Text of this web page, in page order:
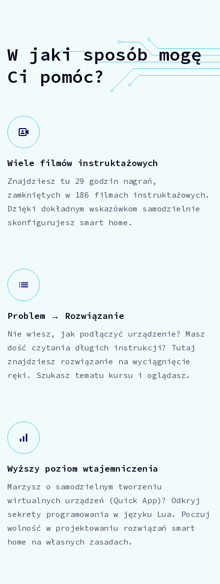
W jaki sposób mogę
Ci pomóc?
Wiele filmów instruktażowych
Znajdziesz tu 29 godzin nagrań,
zamkniętych w 186 filmach instruktażowych.
Dzięki dokładnym wskazówkom samodzielnie
skonfigurujesz smart home.
Problem → Rozwiązanie
Nie wiesz, jak podłączyć urządzenie? Masz
dość czytania długich instrukcji? Tutaj
znajdziesz rozwiązanie na wyciągnięcie
ręki. Szukasz tematu kursu i oglądasz.
Wyższy poziom wtajemniczenia
Marzysz o samodzielnym tworzeniu
wirtualnych urządzeń (Quick App)? Odkryj
sekrety programowania w języku Lua. Poczuj
wolność w projektowaniu rozwiązań smart
home na własnych zasadach.